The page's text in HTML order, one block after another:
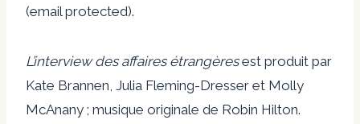
(email protected).
L’interview des affaires étrangèresest produit par
Kate Brannen, Julia Fleming-Dresser et Molly
McAnany ; musique originale de Robin Hilton.